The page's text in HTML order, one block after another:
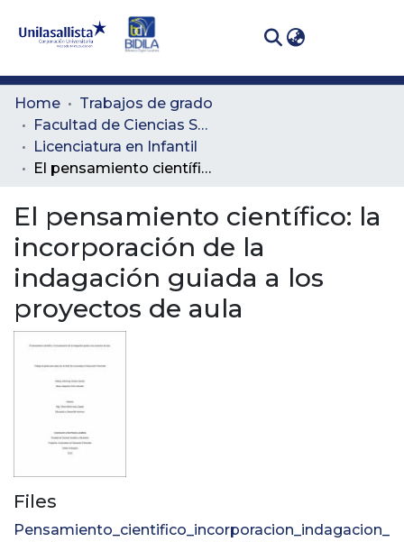
Communities
& Collections
All of DSpace
Statistics
Home
Trabajos de grado
Facultad de Ciencias Sociales y Educación
Licenciatura en Infantil
El pensamiento científico: la incorporación de la indagación guiada a los proyectos de aula
El pensamiento científico: la
incorporación de la
indagación guiada a los
proyectos de aula
Files
Pensamiento_cientifico_incorporacion_indagacion_